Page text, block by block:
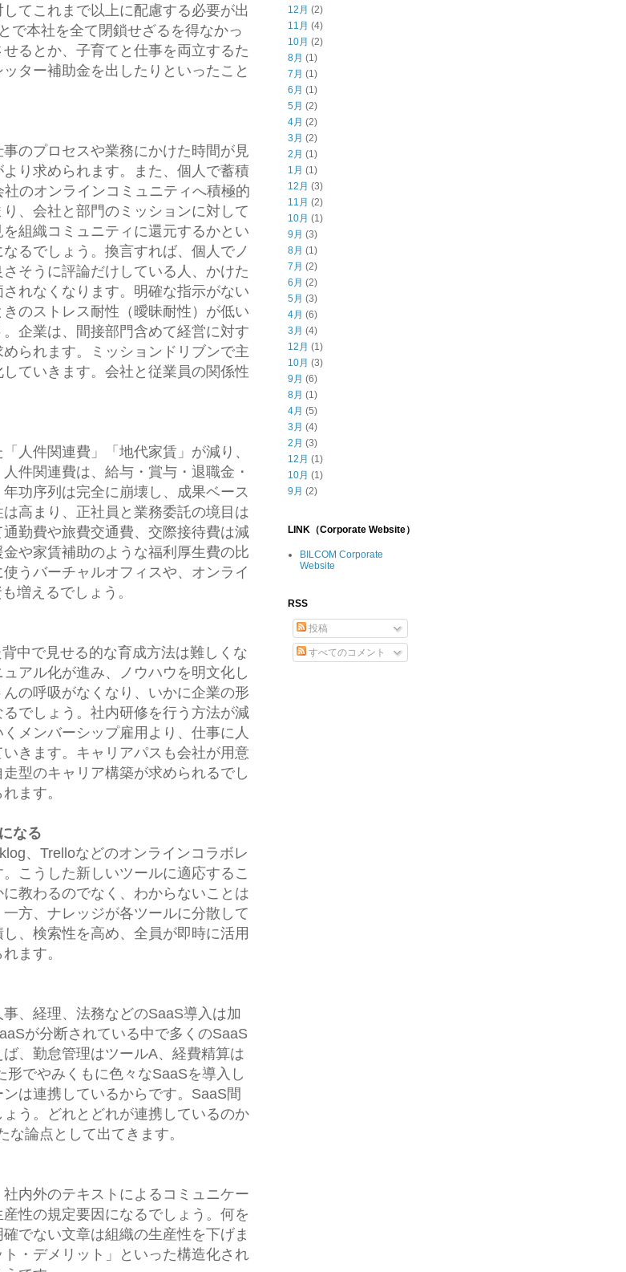
てこれまで以上に配慮する必要が出
で本社を全て閉鎖せざるを得なかっ
るとか、子育てと仕事を両立するた
ター補助金を出したりといったこと
のプロセスや業務にかけた時間が見
り求められます。また、個人で蓄積
のオンラインコミュニティへ積極的
、会社と部門のミッションに対して
組織コミュニティに還元するかとい
るでしょう。換言すれば、個人でノ
そうに評論だけしている人、かけた
れなくなります。明確な指示がない
のストレス耐性（曖昧耐性）が低い
企業は、間接部門含めて経営に対す
られます。ミッションドリブンで主
ていきます。会社と従業員の関係性
人件関連費」「地代家賃」が減り、
件関連費は、給与・賞与・退職金・
功序列は完全に崩壊し、成果ベース
高まり、正社員と業務委託の境目は
勤費や旅費交通費、交際接待費は減
や家賃補助のような福利厚生費の比
うバーチャルオフィスや、オンライ
増えるでしょう。
中で見せる的な育成方法は難しくな
アル化が進み、ノウハウを明文化し
の呼吸がなくなり、いかに企業の形
でしょう。社内研修を行う方法が減
メンバーシップ雇用より、仕事に人
きます。キャリアパスも会社が用意
型のキャリア構築が求められるでし
ます。
なる
、Trelloなどのオンラインコラボレ
こうした新しいツールに適応するこ
教わるのでなく、わからないことは
方、ナレッジが各ツールに分散して
、検索性を高め、全員が即時に活用
ます。
、経理、法務などのSaaS導入は加
が分断されている中で多くのSaaS
、勤怠管理はツールA、経費精算は
でやみくもに色々なSaaSを導入し
は連携しているからです。SaaS間
う。どれとどれが連携しているのか
論点として出てきます。
内外のテキストによるコミュニケー
性の規定要因になるでしょう。何を
でない文章は組織の生産性を下げま
・デメリット」といった構造化され
12月 (2)
11月 (4)
10月 (2)
8月 (1)
7月 (1)
6月 (1)
5月 (2)
4月 (2)
3月 (2)
2月 (1)
1月 (1)
12月 (3)
11月 (2)
10月 (1)
9月 (3)
8月 (1)
7月 (2)
6月 (2)
5月 (3)
4月 (6)
3月 (4)
12月 (1)
10月 (3)
9月 (6)
8月 (1)
4月 (5)
3月 (4)
2月 (3)
12月 (1)
10月 (1)
9月 (2)
LINK（Corporate Website）
BILCOM Corporate
Website
RSS
投稿
すべてのコメント